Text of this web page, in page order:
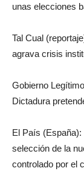
unas elecciones
Tal Cual
agrava crisis
Gobierno
Dictadura
El País
selección de la
controlado por el